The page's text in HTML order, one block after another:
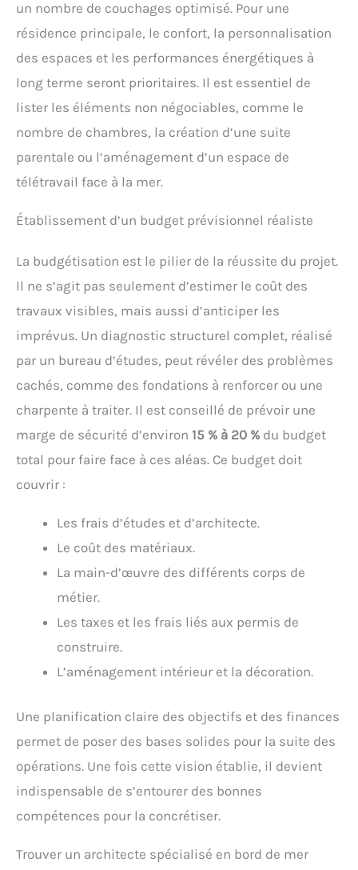
un nombre de couchages optimisé. Pour une
résidence principale, le confort, la personnalisation
des espaces et les performances énergétiques à
long terme seront prioritaires. Il est essentiel de
lister les éléments non négociables, comme le
nombre de chambres, la création d’une suite
parentale ou l’aménagement d’un espace de
télétravail face à la mer.
Établissement d’un budget prévisionnel réaliste
La budgétisation est le pilier de la réussite du projet.
Il ne s’agit pas seulement d’estimer le coût des
travaux visibles, mais aussi d’anticiper les
imprévus. Un diagnostic structurel complet, réalisé
par un bureau d’études, peut révéler des problèmes
cachés, comme des fondations à renforcer ou une
charpente à traiter. Il est conseillé de prévoir une
marge de sécurité d’environ 15 % à 20 % du budget
total pour faire face à ces aléas. Ce budget doit
couvrir :
Les frais d’études et d’architecte.
Le coût des matériaux.
La main-d’œuvre des différents corps de
métier.
Les taxes et les frais liés aux permis de
construire.
L’aménagement intérieur et la décoration.
Une planification claire des objectifs et des finances
permet de poser des bases solides pour la suite des
opérations. Une fois cette vision établie, il devient
indispensable de s’entourer des bonnes
compétences pour la concrétiser.
Trouver un architecte spécialisé en bord de mer